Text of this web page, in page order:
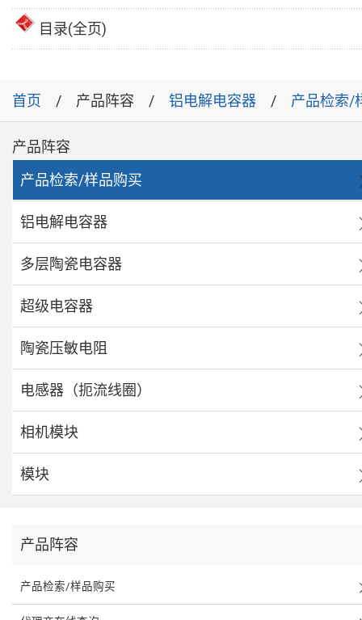
目录(全页)
首页 产品阵容 铝电解电容器 产品检索/
产品阵容
产品检索/样品购买
铝电解电容器
多层陶瓷电容器
超级电容器
陶瓷压敏电阻
电感器（扼流线圈）
相机模块
模块
产品阵容
产品检索/样品购买